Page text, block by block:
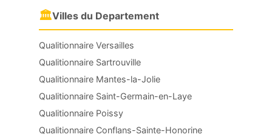
🏛Villes du Departement
Qualitionnaire Versailles
Qualitionnaire Sartrouville
Qualitionnaire Mantes-la-Jolie
Qualitionnaire Saint-Germain-en-Laye
Qualitionnaire Poissy
Qualitionnaire Conflans-Sainte-Honorine